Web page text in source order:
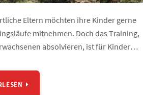
Eltern möchten ihre Kinder gerne
mitnehmen. Doch das Training,
absolvieren, ist für Kinder…